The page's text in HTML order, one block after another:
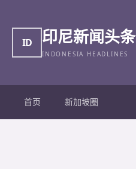
ID 印尼新闻头条
INDONESIA HEADLINES
首页 新加坡圈